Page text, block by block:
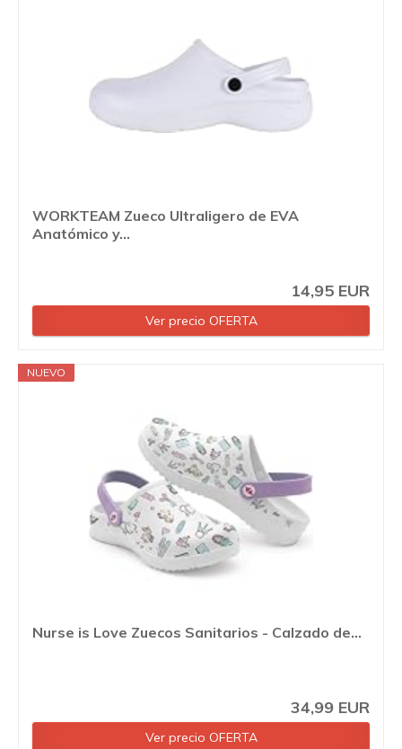
WORKTEAM Zueco Ultraligero de EVA
Anatómico y...
14,95 EUR
Ver precio OFERTA
NUEVO
Nurse is Love Zuecos Sanitarios - Calzado de...
34,99 EUR
Ver precio OFERTA